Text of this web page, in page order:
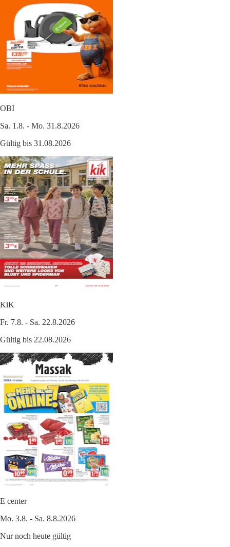
OBI
Sa. 1.8. - Mo. 31.8.2026
Gültig bis 31.08.2026
KiK
Fr. 7.8. - Sa. 22.8.2026
Gültig bis 22.08.2026
E center
Mo. 3.8. - Sa. 8.8.2026
Nur noch heute gültig